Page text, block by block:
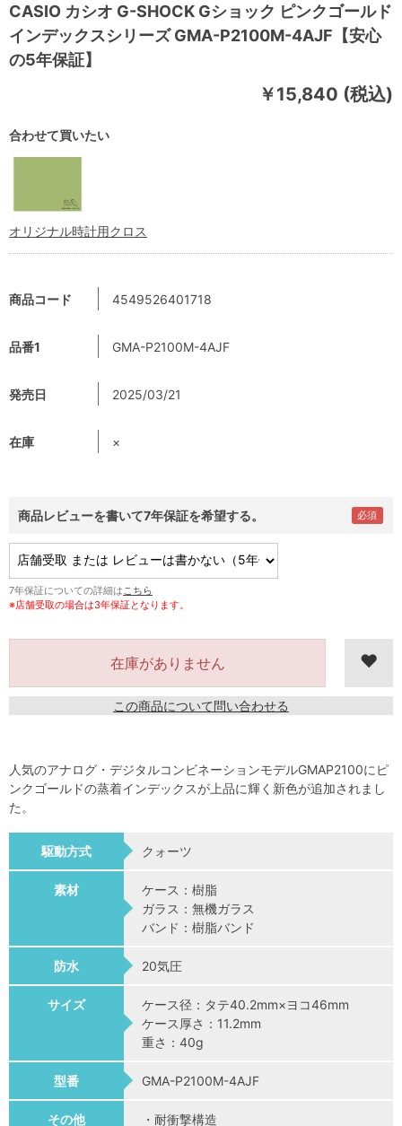
CASIO カシオ G-SHOCK Gショック ピンクゴールド
インデックスシリーズ GMA-P2100M-4AJF【安心
の5年保証】
￥15,840 (税込)
商品コード 4549526401718
品番1 GMA-P2100M-4AJF
発売日 2025/03/21
在庫 ×
商品レビューを書いて7年保証を希望する。
7年保証についての詳細は こちら
※店舗受取の場合は3年保証となります。
在庫がありません
この商品について問い合わせる
合わせて買いたい
オリジナル時計用クロス
人気のアナログ・デジタルコンビネーションモデルGMAP2100にピ
ンクゴールドの蒸着インデックスが上品に輝く新色が追加されまし
た。
駆動方式 クォーツ
素材
ケース：樹脂
ガラス：無機ガラス
バンド：樹脂バンド
防水 20気圧
サイズ
ケース径：タテ40.2mm×ヨコ46mm
ケース厚さ：11.2mm
重さ：40g
型番 GMA-P2100M-4AJF
その他 ・耐衝撃構造